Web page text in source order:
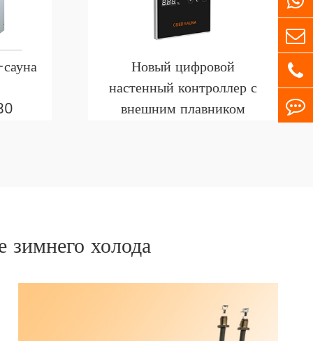
Новый цифровой
настенный контроллер с
внешним плавником
холода